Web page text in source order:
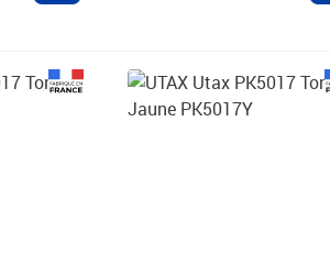
Prix 149,35€